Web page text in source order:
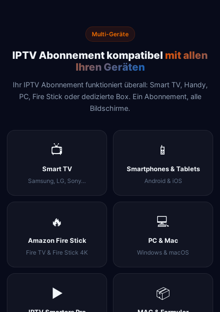
Multi-Geräte
IPTV Abonnement kompatibel mit allen
Ihren Geräten
Ihr IPTV Abonnement funktioniert überall: Smart TV, Handy,
PC, Fire Stick oder dedizierte Box. Ein Abonnement, alle
Bildschirme.
📺
Smart TV
Samsung, LG, Sony…
📱
Smartphones & Tablets
Android & iOS
🔥
Amazon Fire Stick
Fire TV & Fire Stick 4K
💻
PC & Mac
Windows & macOS
▶️ 📦